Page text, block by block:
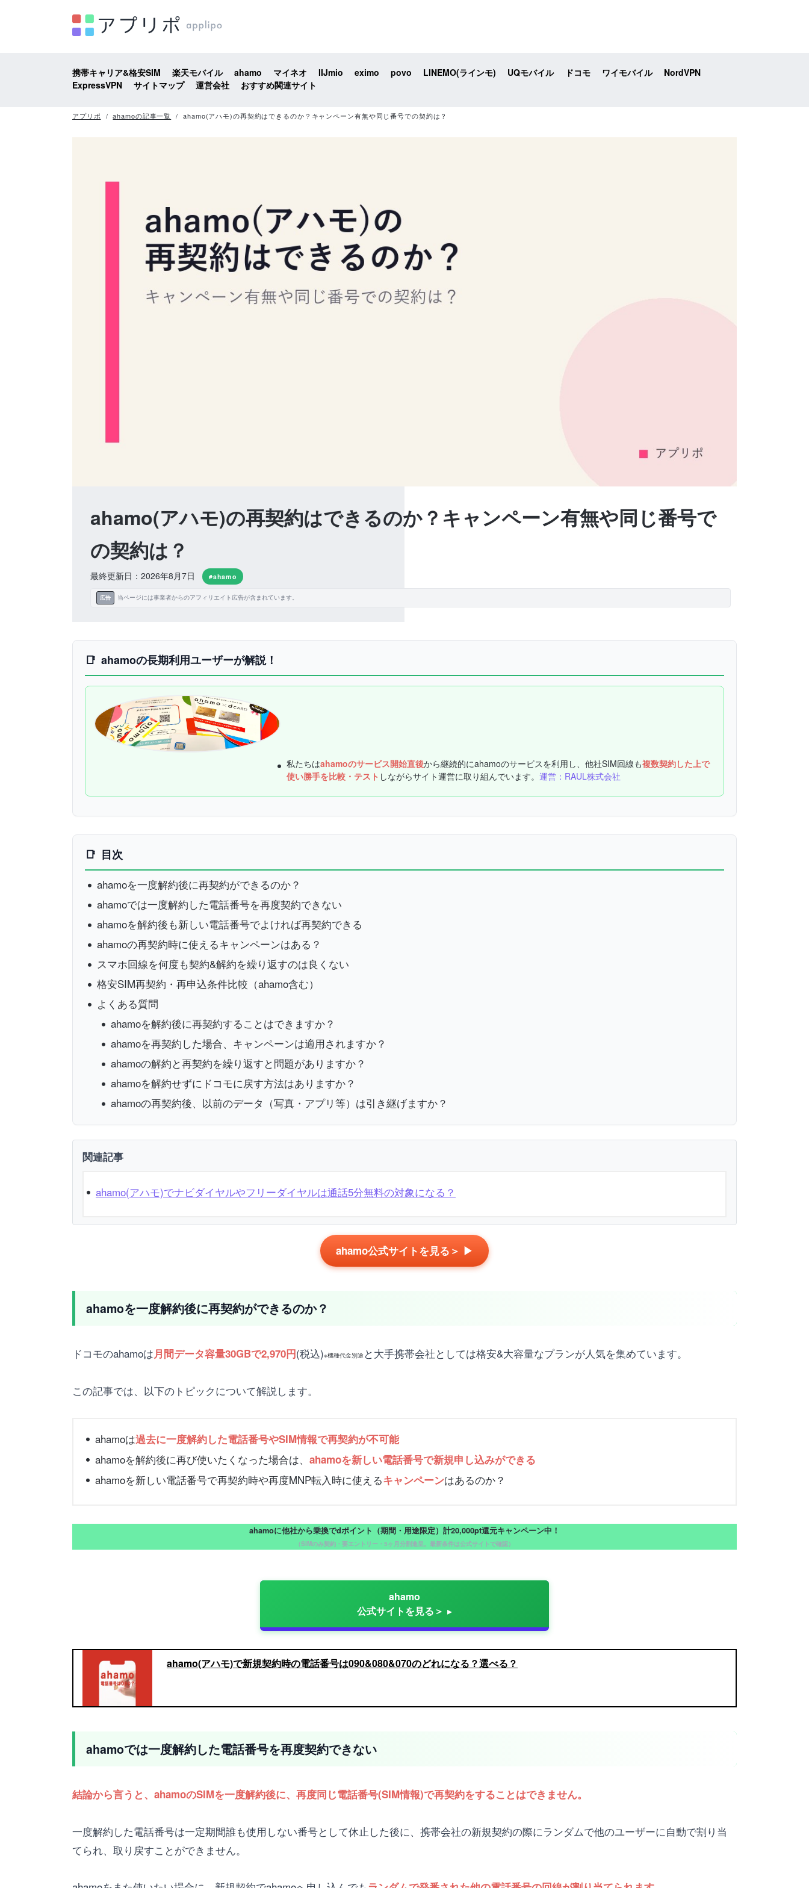
携帯キャリア&格安SIM 楽天モバイル ahamo マイネオ IIJmio eximo povo LINEMO(ラインモ) UQモバイル ドコモ ワイモバイル
NordVPN
ExpressVPN
サイトマップ 運営会社 おすすめ関連サイト
アプリポ ahamoの記事一覧 ahamo(アハモ)の再契約はできるのか？キャンペーン有無や同じ番号での契約は？
ahamo(アハモ)の再契約はできるのか？キャンペーン有無や同じ番号で
の契約は？
最終更新日：2026年8月7日 #ahamo
広告 当ページには事業者からのアフィリエイト広告が含まれています。
ahamoの長期利用ユーザーが解説！
私たちはahamoのサービス開始直後から継続的にahamoのサービスを利用し、他社SIM回線も複数契約した上で
使い勝手を比較・テスト しながらサイト運営に取り組んでいます。 運営：RAUL株式会社
目次
ahamoを一度解約後に再契約ができるのか？
ahamoでは一度解約した電話番号を再度契約できない
ahamoを解約後も新しい電話番号でよければ再契約できる
ahamoの再契約時に使えるキャンペーンはある？
スマホ回線を何度も契約&解約を繰り返すのは良くない
格安SIM再契約・再申込条件比較（ahamo含む）
よくある質問
ahamoを解約後に再契約することはできますか？
ahamoを再契約した場合、キャンペーンは適用されますか？
ahamoの解約と再契約を繰り返すと問題がありますか？
ahamoを解約せずにドコモに戻す方法はありますか？
ahamoの再契約後、以前のデータ（写真・アプリ等）は引き継げますか？
関連記事
ahamo(アハモ)でナビダイヤルやフリーダイヤルは通話5分無料の対象になる？
ahamo公式サイトを見る＞ ▶
ahamoを一度解約後に再契約ができるのか？
ドコモのahamoは月間データ容量30GBで2,970円(税込)※機種代金別途 と大手携帯会社としては格安&大容量なプランが人気を集めています。
この記事では、以下のトピックについて解説します。
ahamoは過去に一度解約した電話番号やSIM情報で再契約が不可能
ahamoを解約後に再び使いたくなった場合は、 ahamoを新しい電話番号で新規申し込みができる
ahamoを新しい電話番号で再契約時や再度MNP転入時に使えるキャンペーンはあるのか？
ahamoに他社から乗換でdポイント（期間・用途限定）計20,000pt還元キャンペーン中！
（SIMのみ契約・要エントリー・5ヶ月分割進呈。最新条件は公式サイトで確認）
ahamo
公式サイトを見る＞
ahamo(アハモ)で新規契約時の電話番号は090&080&070のどれになる？選べる？
ahamoでは一度解約した電話番号を再度契約できない
結論から言うと、ahamoのSIMを一度解約後に、再度同じ電話番号(SIM情報)で再契約をすることはできません。
一度解約した電話番号は一定期間誰も使用しない番号として休止した後に、携帯会社の新規契約の際にランダムで他のユーザーに自動で割り当
てられ、取り戻すことができません。